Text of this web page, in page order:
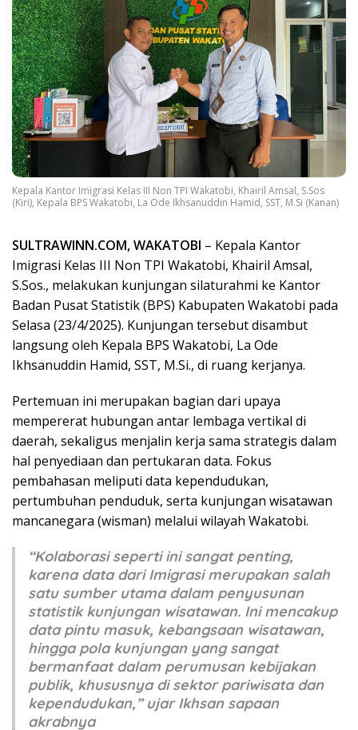
Kepala Kantor Imigrasi Kelas III Non TPI Wakatobi, Khairil Amsal, S.Sos
(Kiri), Kepala BPS Wakatobi, La Ode Ikhsanuddin Hamid, SST, M.Si (Kanan)
SULTRAWINN.COM, WAKATOBI – Kepala Kantor
Imigrasi Kelas III Non TPI Wakatobi, Khairil Amsal,
S.Sos., melakukan kunjungan silaturahmi ke Kantor
Badan Pusat Statistik (BPS) Kabupaten Wakatobi pada
Selasa (23/4/2025). Kunjungan tersebut disambut
langsung oleh Kepala BPS Wakatobi, La Ode
Ikhsanuddin Hamid, SST, M.Si., di ruang kerjanya.
Pertemuan ini merupakan bagian dari upaya
mempererat hubungan antar lembaga vertikal di
daerah, sekaligus menjalin kerja sama strategis dalam
hal penyediaan dan pertukaran data. Fokus
pembahasan meliputi data kependudukan,
pertumbuhan penduduk, serta kunjungan wisatawan
mancanegara (wisman) melalui wilayah Wakatobi.
“Kolaborasi seperti ini sangat penting,
karena data dari Imigrasi merupakan salah
satu sumber utama dalam penyusunan
statistik kunjungan wisatawan. Ini mencakup
data pintu masuk, kebangsaan wisatawan,
hingga pola kunjungan yang sangat
bermanfaat dalam perumusan kebijakan
publik, khususnya di sektor pariwisata dan
kependudukan,” ujar Ikhsan sapaan
akrabnya